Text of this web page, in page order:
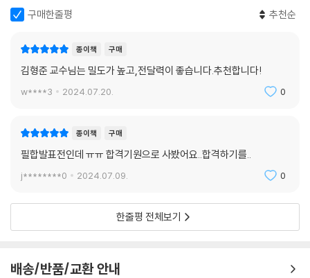
구매한줄평 추천순
종이책 구매
김형준 교수님는 밀도가 높고,전달력이 좋습니다.추천합니다!
w****3 2024.07.20. 0
종이책 구매
필합발표전인데 ㅠㅠ 합격기원으로 사봤어요..합격하기를..
j********0 2024.07.09. 0
한줄평 전체보기
배송/반품/교환 안내